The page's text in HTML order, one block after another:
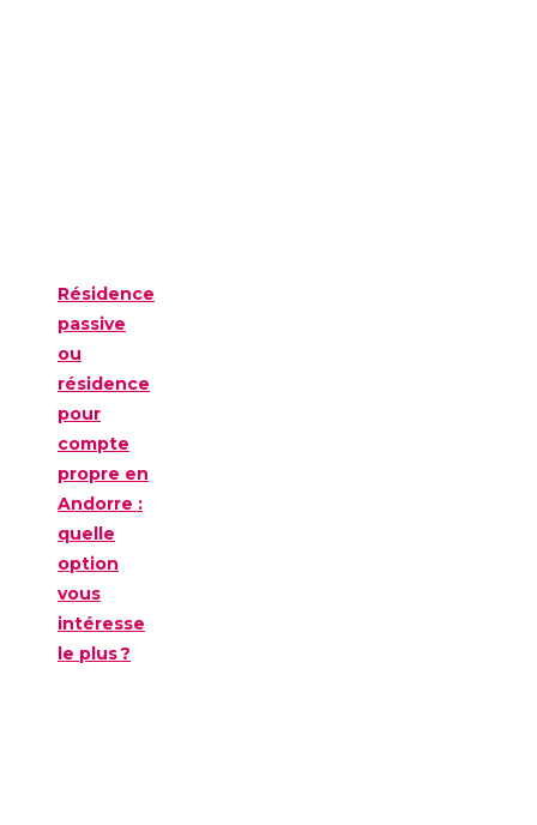
Résidence
passive
ou
résidence
pour
compte
propre en
Andorre :
quelle
option
vous
intéresse
le plus ?